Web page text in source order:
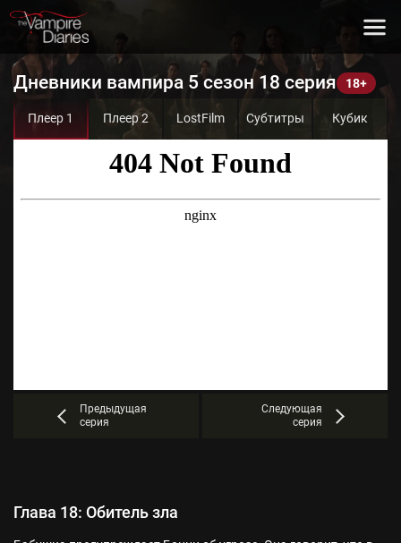
Дневники вампира 5 сезон 18 серия
Плеер 1 Плеер 2 LostFilm Субтитры Кубик
Предыдущая
серия
Следующая
серия
Глава 18: Обитель зла